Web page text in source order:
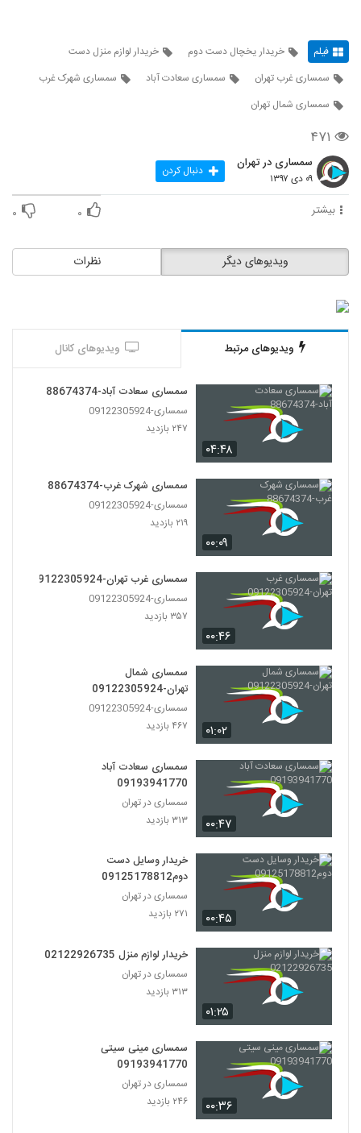
فیلم خریدار یخچال دست دوم
خریدار لوازم منزل دست
سمساری غرب تهران
سمساری سعادت آباد
سمساری شهرک غرب
سمساری شمال تهران
۴۷۱
سمساری در تهران
۰۹ دی ۱۳۹۷ دنبال کردن
بیشتر ۰ ۰
نظرات ویدیوهای دیگر
ویدیوهای مرتبط ویدیوهای کانال
۰۴:۴۸
سمساری سعادت آباد-88674374
سمساری-09122305924
۲۴۷ بازدید
۰۰:۰۹
سمساری شهرک غرب-88674374
سمساری-09122305924
۲۱۹ بازدید
۰۰:۴۶
سمساری غرب تهران-09122305924
سمساری-09122305924
۳۵۷ بازدید
۰۱:۰۲
سمساری شمال
تهران-09122305924
سمساری-09122305924
۴۶۷ بازدید
۰۰:۴۷
سمساری سعادت آباد
09193941770
سمساری در تهران
۳۱۳ بازدید
۰۰:۴۵
خریدار وسایل دست
دوم09125178812
سمساری در تهران
۲۷۱ بازدید
۰۱:۲۵
خریدار لوازم منزل 02122926735
سمساری در تهران
۳۱۳ بازدید
۰۰:۳۶
سمساری مینی سیتی
09193941770
سمساری در تهران
۲۴۶ بازدید